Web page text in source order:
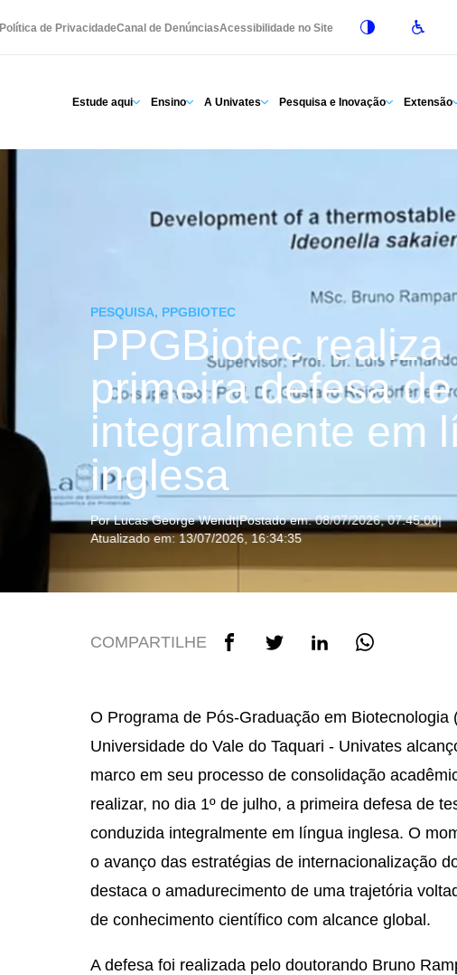
Política de PrivacidadeCanal de DenúnciasAcessibilidade no Site
Estude aqui Ensino A Univates Pesquisa e Inovação Extensão
PESQUISA, PPGBIOTEC
PPGBiotec realiza
primeira defesa
integralmente em
inglesa
Por Lucas George Wendt|Postado em: 08/07/2026, 07:45:00|
Atualizado em: 13/07/2026, 16:34:35
COMPARTILHE
O Programa de Pós-Graduação em Biotecnologia
Universidade do Vale do Taquari - Univates
marco em seu processo de consolidação
realizar, no dia 1º de julho, a primeira defesa de
conduzida integralmente em língua inglesa. O
o avanço das estratégias de internacionalização
destaca o amadurecimento de uma trajetória
de conhecimento científico com alcance global.
A defesa foi realizada pelo doutorando Bruno